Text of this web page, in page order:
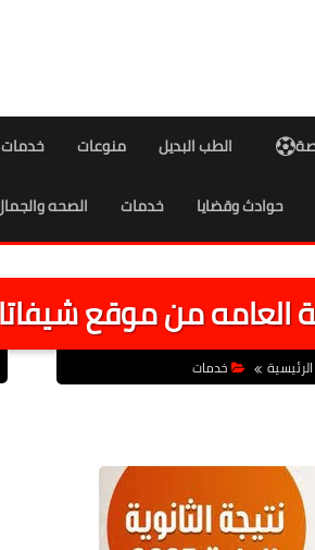
الطب البديل منوعات خدمات
حوادث وقضايا خدمات الصحه
العامه من موقع
خدمات